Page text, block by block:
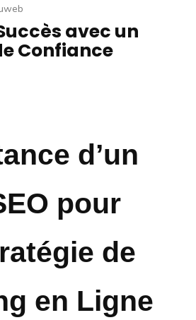
avec un
Confiance
d’un
pour
de
en Ligne